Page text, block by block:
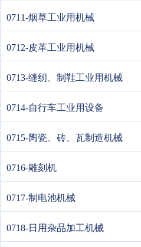
0711-烟草工业用机械
0712-皮革工业用机械
0713-缝纫、制鞋工业用机械
0714-自行车工业用设备
0715-陶瓷、砖、瓦制造机械
0716-雕刻机
0717-制电池机械
0718-日用杂品加工机械